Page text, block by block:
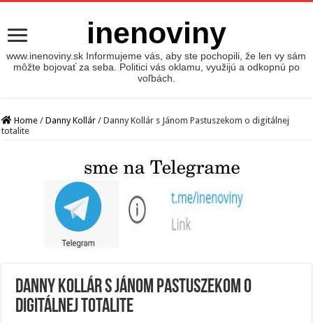
inenoviny
www.inenoviny.sk Informujeme vás, aby ste pochopili, že len vy sám
môžte bojovať za seba. Politici vás oklamu, využijú a odkopnú po
voľbách.
Home / Danny Kollár / Danny Kollár s Jánom Pastuszekom o digitálnej
totalite
Danny Kollár s Jánom Pastuszekom o
digitálnej totalite